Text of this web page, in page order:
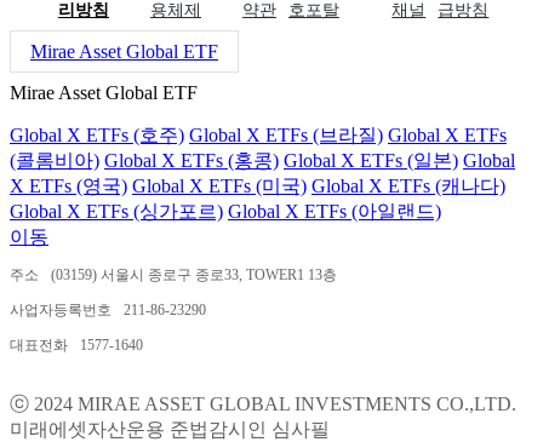
리방침
용체제
약관
호포탈
채널
급방침
Mirae Asset Global ETF
Mirae Asset Global ETF
Global X ETFs (호주) Global X ETFs (브라질) Global X ETFs
(콜롬비아) Global X ETFs (홍콩) Global X ETFs (일본) Global
X ETFs (영국) Global X ETFs (미국) Global X ETFs (캐나다)
Global X ETFs (싱가포르) Global X ETFs (아일랜드)
이동
주소 (03159) 서울시 종로구 종로33, TOWER1 13층
사업자등록번호 211-86-23290
대표전화 1577-1640
ⓒ 2024 MIRAE ASSET GLOBAL INVESTMENTS CO.,LTD.
미래에셋자산운용 준법감시인 심사필